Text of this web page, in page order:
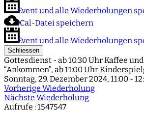
Event und alle Wiederholungen
iCal-Datei speichern
Event und alle Wiederholungen
Schliessen
Gottesdienst - ab 10:30 Uhr Kaffee
“Ankommen”, ab 11:00 Uhr
Sonntag, 29. Dezember 2024, 11:00 -
Vorherige Wiederholung
Nächste Wiederholung
Aufrufe : 1547547